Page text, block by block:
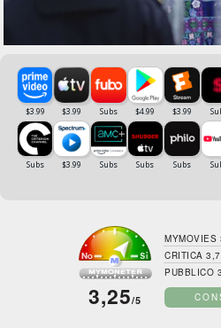
3,25/5
MYMOVIES
CRITICA
PUBBLICO